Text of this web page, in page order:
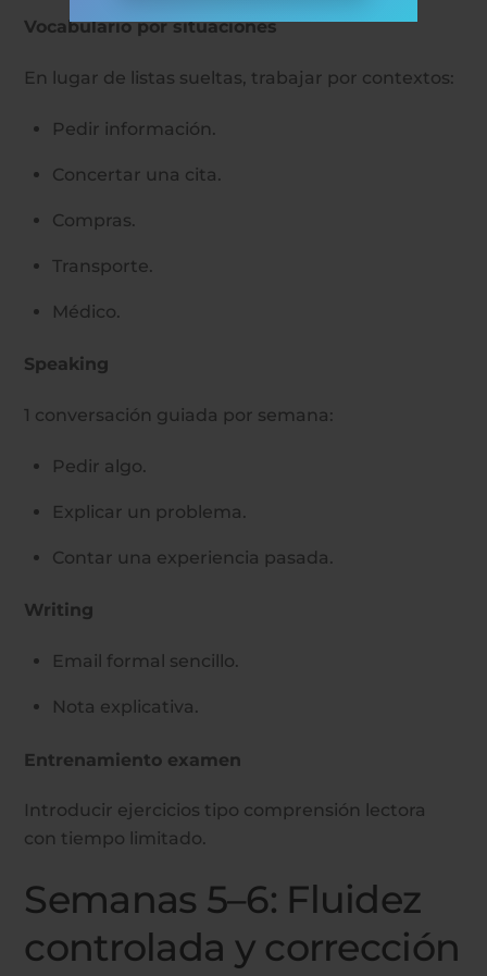
Vocabulario por situaciones
En lugar de listas sueltas, trabajar por contextos:
Pedir información.
Concertar una cita.
Compras.
Transporte.
Médico.
Speaking
1 conversación guiada por semana:
Pedir algo.
Explicar un problema.
Contar una experiencia pasada.
Writing
Email formal sencillo.
Nota explicativa.
Entrenamiento examen
Introducir ejercicios tipo comprensión lectora
con tiempo limitado.
Semanas 5–6: Fluidez
controlada y corrección